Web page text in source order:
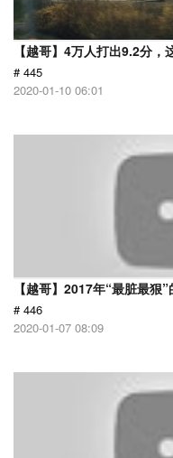
【越哥】4万人打出9.2分，
# 445
2020-01-10 06:01
【越哥】2017年“最脏最狠
# 446
2020-01-07 08:09